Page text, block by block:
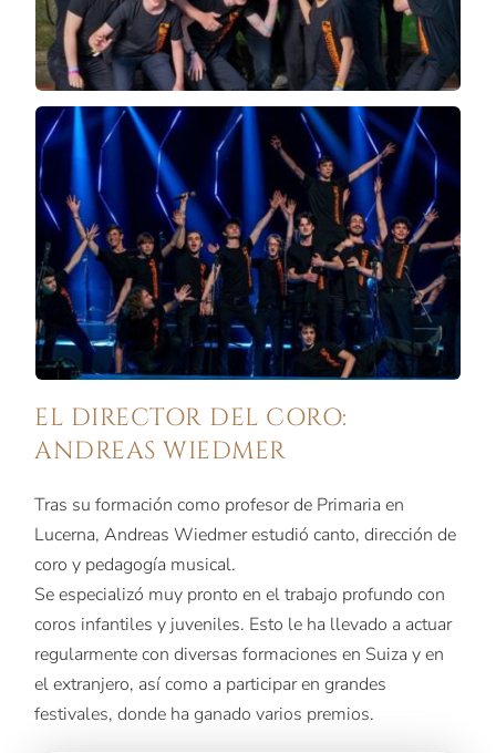
EL DIRECTOR DEL CORO:
ANDREAS WIEDMER
Tras su formación como profesor de Primaria en
Lucerna, Andreas Wiedmer estudió canto, dirección de
coro y pedagogía musical.
Se especializó muy pronto en el trabajo profundo con
coros infantiles y juveniles. Esto le ha llevado a actuar
regularmente con diversas formaciones en Suiza y en
el extranjero, así como a participar en grandes
festivales, donde ha ganado varios premios.